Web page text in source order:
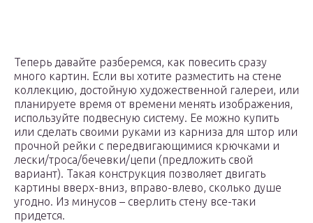
Теперь давайте разберемся, как повесить сразу
много картин. Если вы хотите разместить на стене
коллекцию, достойную художественной галереи, или
планируете время от времени менять изображения,
используйте подвесную систему. Ее можно купить
или сделать своими руками из карниза для штор или
прочной рейки с передвигающимися крючками и
лески/троса/бечевки/цепи (предложить свой
вариант). Такая конструкция позволяет двигать
картины вверх-вниз, вправо-влево, сколько душе
угодно. Из минусов – сверлить стену все-таки
придется.